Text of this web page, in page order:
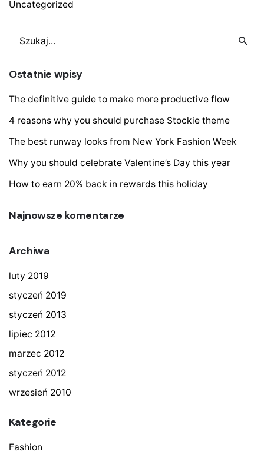
Uncategorized
Szukaj
Ostatnie wpisy
The definitive guide to make more productive flow
4 reasons why you should purchase Stockie theme
The best runway looks from New York Fashion Week
Why you should celebrate Valentine’s Day this year
How to earn 20% back in rewards this holiday
Najnowsze komentarze
Archiwa
luty 2019
styczeń 2019
styczeń 2013
lipiec 2012
marzec 2012
styczeń 2012
wrzesień 2010
Kategorie
Fashion